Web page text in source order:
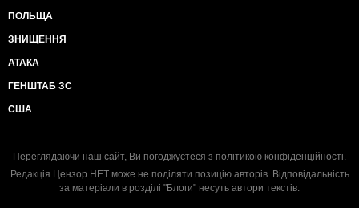
ПОЛЬЩА
ЗНИЩЕННЯ
АТАКА
ГЕНШТАБ ЗС
США
Переглядаючи наш сайт, Ви погоджуєтеся з політикою конфіденційності.
Редакція Цензор.НЕТ може не поділяти позицію авторів. Відповідальність
за матеріали в розділі "Блоги" несуть автори текстів.